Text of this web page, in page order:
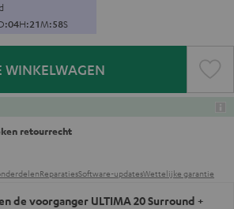
:04H:21M:57S
WINKELWAGEN
retourrecht
ReparatiesSoftware-updatesWettelijke garantie
de voorganger ULTIMA 20 Surround +